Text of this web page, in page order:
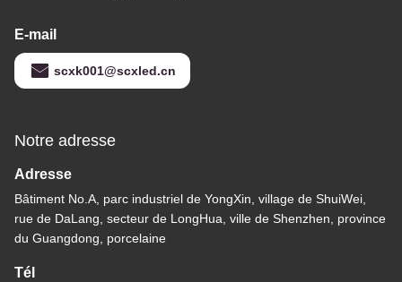
E-mail
scxk001@scxled.cn
Notre adresse
Adresse
Bâtiment No.A, parc industriel de YongXin, village de ShuiWei,
rue de DaLang, secteur de LongHua, ville de Shenzhen, province
du Guangdong, porcelaine
Tél